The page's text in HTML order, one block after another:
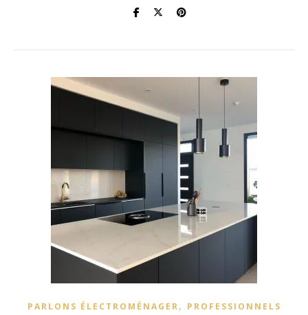
PARLONS ÉLECTROMÉNAGER, PROFESSIONNELS